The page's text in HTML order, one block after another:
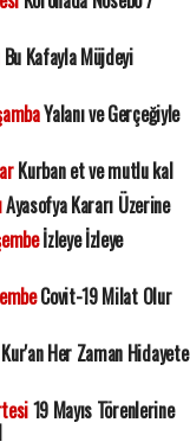
Bu Kafayla Müjdeyi
Yalanı ve Gerçeğiyle
Kurban et ve mutlu kal
Ayasofya Kararı Üzerine
İzleye İzleye
Covit-19 Milat Olur
Her Zaman Hidayete
19 Mayıs Törenlerine